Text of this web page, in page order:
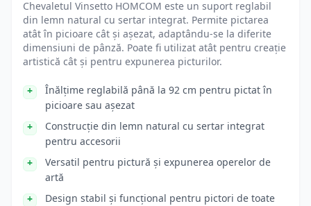
Chevaletul Vinsetto HOMCOM este un suport reglabil
din lemn natural cu sertar integrat. Permite pictarea
atât în picioare cât și așezat, adaptându-se la diferite
dimensiuni de pânză. Poate fi utilizat atât pentru creație
artistică cât și pentru expunerea picturilor.
Înălțime reglabilă până la 92 cm pentru pictat în
picioare sau așezat
Construcție din lemn natural cu sertar integrat
pentru accesorii
Versatil pentru pictură și expunerea operelor de
artă
Design stabil și funcțional pentru pictori de toate